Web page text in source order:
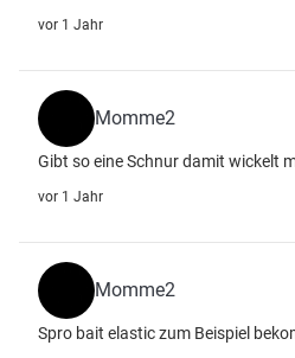
vor 1 Jahr
Momme2
Gibt so eine Schnur damit wickelt
vor 1 Jahr
Momme2
Spro bait elastic zum Beispiel